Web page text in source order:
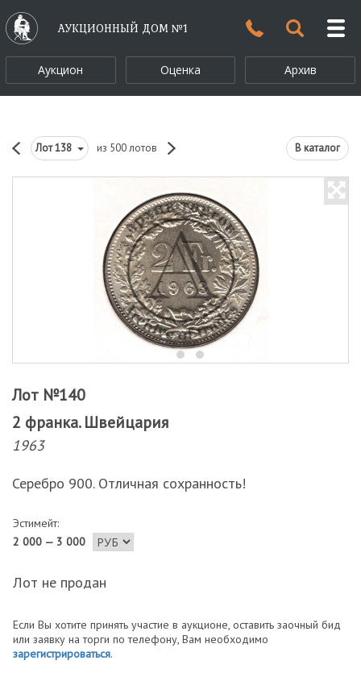
АУКЦИОННЫЙ ДОМ №1
Аукцион Оценка Архив
Лот138 из 500 лотов В каталог
Лот №140
2 франка. Швейцария
1963
Серебро 900. Отличная сохранность!
Эстимейт:
2 000 — 3 000
Лот не продан
Если Вы хотите принять участие в аукционе, оставить заочный бид
или заявку на торги по телефону, Вам необходимо
зарегистрироваться.